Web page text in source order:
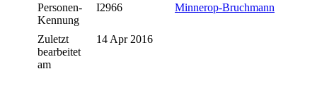
Personen-
Kennung
I2966 Minnerop-Bruchmann
Zuletzt
bearbeitet
am
14 Apr 2016